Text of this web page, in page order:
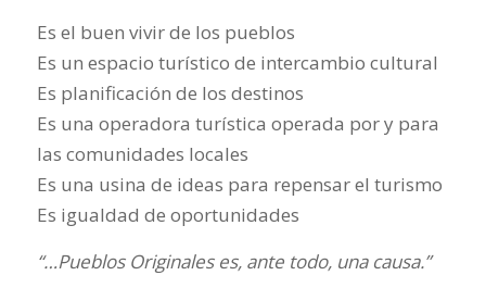
Es el buen vivir de los pueblos
Es un espacio turístico de intercambio cultural
Es planificación de los destinos
Es una operadora turística operada por y para
las comunidades locales
Es una usina de ideas para repensar el turismo
Es igualdad de oportunidades
“…Pueblos Originales es, ante todo, una causa.”